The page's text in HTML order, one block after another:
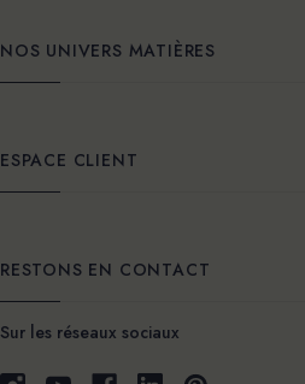
NOS UNIVERS MATIÈRES
ESPACE CLIENT
RESTONS EN CONTACT
Sur les réseaux sociaux